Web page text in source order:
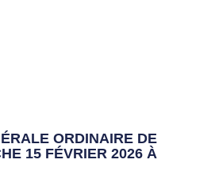
ORDINAIRE DE
15 FÉVRIER 2026 À